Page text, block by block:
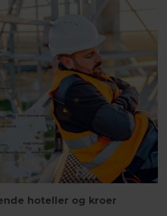
hoteller og kroer